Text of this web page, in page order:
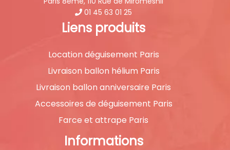
01 45 63 01 25
Liens produits
Location déguisement Paris
Livraison ballon hélium Paris
Livraison ballon anniversaire Paris
Accessoires de déguisement Paris
Farce et attrape Paris
Informations